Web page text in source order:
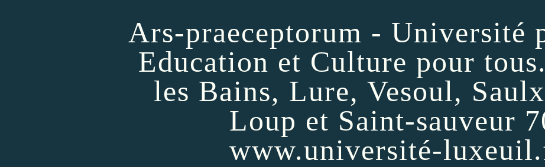
Ars-praeceptorum - Université
Education et Culture pour
les Bains, Lure, Vesoul,
Loup et Saint-sauveur
www.université-